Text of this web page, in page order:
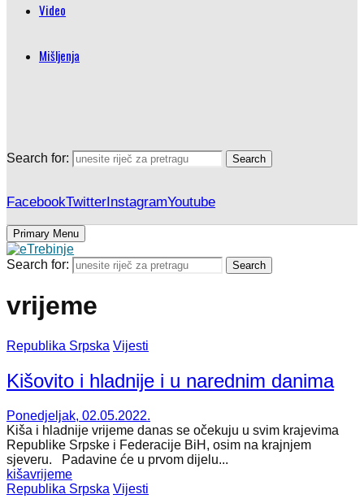
Video
Mišljenja
Search for: Search
FacebookTwitterInstagramYoutube
Primary Menu
Search for: Search
vrijeme
Republika Srpska Vijesti
Kišovito i hladnije i u narednim danima
Ponedjeljak, 02.05.2022.
Kiša i hladnije vrijeme danas se očekuju u svim krajevima
Republike Srpske i Federacije BiH, osim na krajnjem
sjeveru. Padavine će u prvom dijelu...
kišavrijeme
Republika Srpska Vijesti